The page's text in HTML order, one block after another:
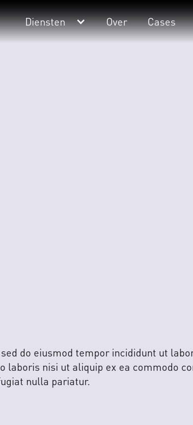
Diensten Over Cases
do eiusmod tempor incididunt ut
nisi ut aliquip ex ea commodo
nulla pariatur.